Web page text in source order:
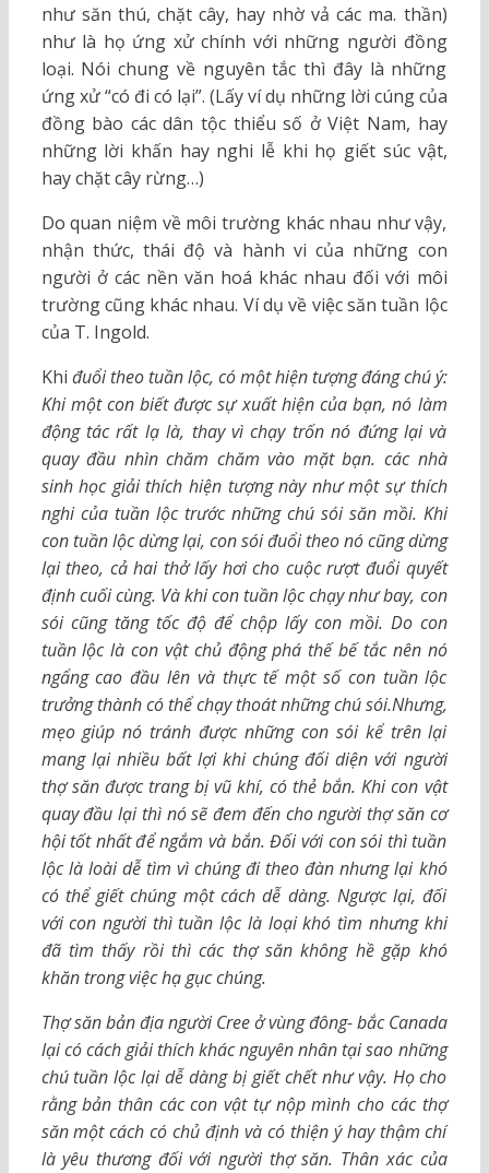
như săn thú, chặt cây, hay nhờ vả các ma. thần)
như là họ ứng xử chính với những người đồng
loại. Nói chung về nguyên tắc thì đây là những
ứng xử “có đi có lại”. (Lấy ví dụ những lời cúng của
đồng bào các dân tộc thiểu số ở Việt Nam, hay
những lời khấn hay nghi lễ khi họ giết súc vật,
hay chặt cây rừng…)
Do quan niệm về môi trường khác nhau như vậy,
nhận thức, thái độ và hành vi của những con
người ở các nền văn hoá khác nhau đối với môi
trường cũng khác nhau. Ví dụ về việc săn tuần lộc
của T. Ingold.
Khi đuổi theo tuần lộc, có một hiện tượng đáng chú ý:
Khi một con biết được sự xuất hiện của bạn, nó làm
động tác rất lạ là, thay vì chạy trốn nó đứng lại và
quay đầu nhìn chăm chăm vào mặt bạn. các nhà
sinh học giải thích hiện tượng này như một sự thích
nghi của tuần lộc trước những chú sói săn mồi. Khi
con tuần lộc dừng lại, con sói đuổi theo nó cũng dừng
lại theo, cả hai thở lấy hơi cho cuộc rượt đuổi quyết
định cuối cùng. Và khi con tuần lộc chạy như bay, con
sói cũng tăng tốc độ để chộp lấy con mồi. Do con
tuần lộc là con vật chủ động phá thế bế tắc nên nó
ngẩng cao đầu lên và thực tế một số con tuần lộc
trưởng thành có thể chạy thoát những chú sói.Nhưng,
mẹo giúp nó tránh được những con sói kể trên lại
mang lại nhiều bất lợi khi chúng đối diện với người
thợ săn được trang bị vũ khí, có thẻ bắn. Khi con vật
quay đầu lại thì nó sẽ đem đến cho người thợ săn cơ
hội tốt nhất để ngắm và bắn. Đối với con sói thì tuần
lộc là loài dễ tìm vì chúng đi theo đàn nhưng lại khó
có thể giết chúng một cách dễ dàng. Ngược lại, đối
với con người thì tuần lộc là loại khó tìm nhưng khi
đã tìm thấy rồi thì các thợ săn không hề gặp khó
khăn trong việc hạ gục chúng.
Thợ săn bản địa người Cree ở vùng đông- bắc Canada
lại có cách giải thích khác nguyên nhân tại sao những
chú tuần lộc lại dễ dàng bị giết chết như vậy. Họ cho
rằng bản thân các con vật tự nộp mình cho các thợ
săn một cách có chủ định và có thiện ý hay thậm chí
là yêu thương đối với người thợ săn. Thân xác của